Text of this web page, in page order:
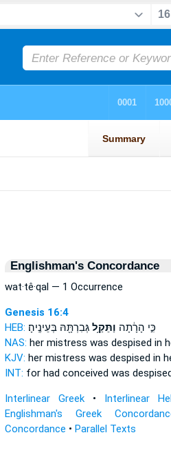
Englishman's Concordance
wat·tê·qal — 1 Occurrence
Genesis 16:4
HEB:
כִּ֣י הָרָ֔תָה וַתֵּקַ֥לגְּבִרְתָּ֖הּ בְּעֵינֶֽיהָ׃
NAS: her mistress was despised in
KJV: her mistress was despised in
INT: for had conceived was
Interlinear Greek• Interlinear
Englishman's Greek
Concordance • Parallel Texts